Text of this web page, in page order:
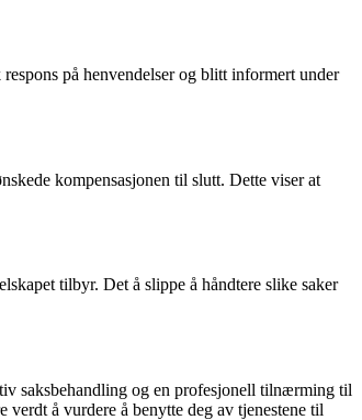
på henvendelser og blitt informert under
kompensasjonen til slutt. Dette viser at
tilbyr. Det å slippe å håndtere slike saker
saksbehandling og en profesjonell tilnærming til
å vurdere å benytte deg av tjenestene til